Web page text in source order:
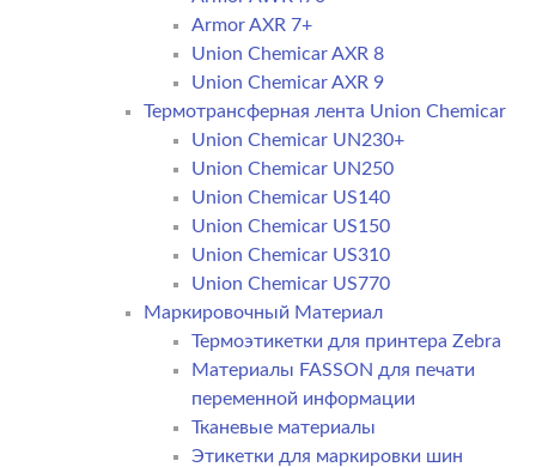
Armor AXR 7+
Union Chemicar AXR 8
Union Chemicar AXR 9
Термотрансферная лента Union Chemicar
Union Chemicar UN230+
Union Chemicar UN250
Union Chemicar US140
Union Chemicar US150
Union Chemicar US310
Union Chemicar US770
Маркировочный Материал
Термоэтикетки для принтера Zebra
Материалы FASSON для печати
переменной информации
Тканевые материалы
Этикетки для маркировки шин